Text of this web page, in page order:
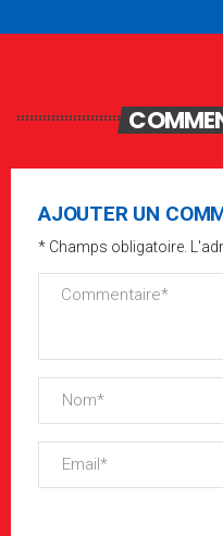
AJOUTER UN
* Champs obligatoire.